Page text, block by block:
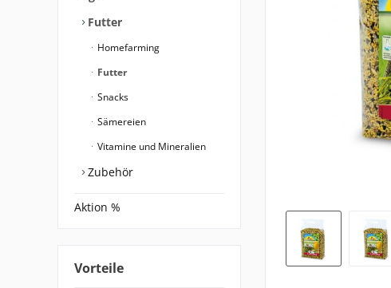
Futter
Homefarming
Futter
Snacks
Sämereien
Vitamine und Mineralien
Zubehör
Aktion %
Vorteile